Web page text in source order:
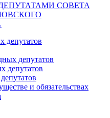
СОВЕТА
депутатов
депутатов
депутатов
и обязательствах